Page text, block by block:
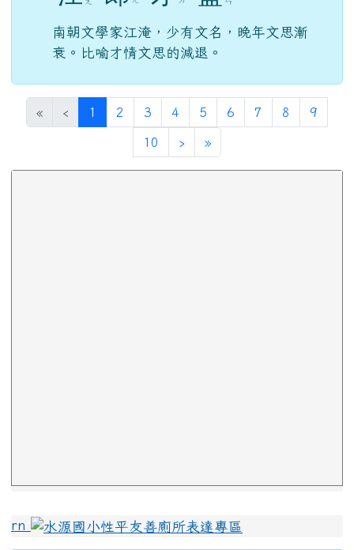
南朝文學家江淹，少有文名，晚年文思漸
衰。比喻才情文思的減退。
« ‹ 1 (目前頁次)
2 3 4 5 6 7 8 9
10 ›下一頁
»最後頁
左邊區域內容
rn